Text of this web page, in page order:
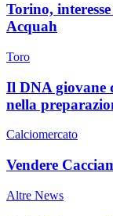
Torino,
Acquah
Toro
Il DNA giovane
nella
Calciomercato
Vendere
Altre News